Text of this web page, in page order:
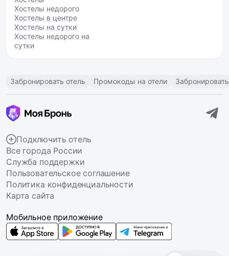
Хостелы недорого
Хостелы в центре
Хостелы на сутки
Хостелы недорого на
сутки
Забронировать отель Промокоды на отели
Подключить отель
Все города России
Служба поддержки
Пользовательское соглашение
Политика конфиденциальности
Карта сайта
Мобильное приложение